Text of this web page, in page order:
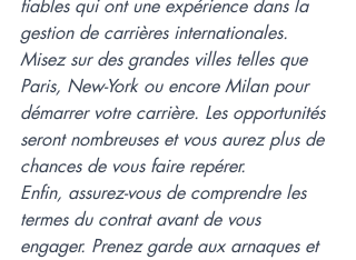
fiables qui ont une expérience dans la
gestion de carrières internationales.
Misez sur des grandes villes telles que
Paris, New-York ou encore Milan pour
démarrer votre carrière. Les opportunités
seront nombreuses et vous aurez plus de
chances de vous faire repérer.
Enfin, assurez-vous de comprendre les
termes du contrat avant de vous
engager. Prenez garde aux arnaques et